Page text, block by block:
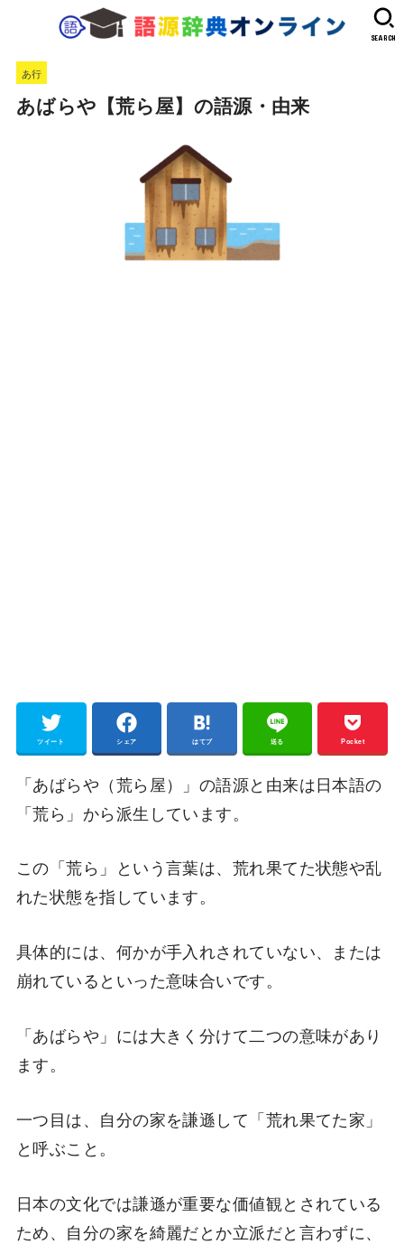
SEARCH
あ行
あばらや【荒ら屋】の語源・由来
ツイート シェア はてブ 送る Pocket
「あばらや（荒ら屋）」の語源と由来は日本語の
「荒ら」から派生しています。
この「荒ら」という言葉は、荒れ果てた状態や乱
れた状態を指しています。
具体的には、何かが手入れされていない、または
崩れているといった意味合いです。
「あばらや」には大きく分けて二つの意味があり
ます。
一つ目は、自分の家を謙遜して「荒れ果てた家」
と呼ぶこと。
日本の文化では謙遜が重要な価値観とされている
ため、自分の家を綺麗だとか立派だと言わずに、